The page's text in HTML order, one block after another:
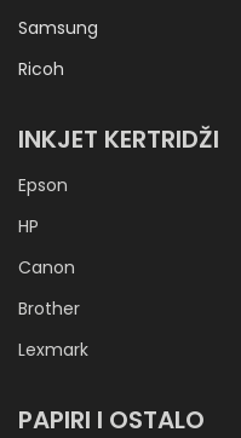
Samsung
Ricoh
INKJET KERTRIDŽI
Epson
HP
Canon
Brother
Lexmark
PAPIRI I OSTALO